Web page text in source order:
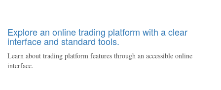
Explore an online trading platform with a clear
interface and standard tools.
Learn about trading platform features through an accessible online
interface.